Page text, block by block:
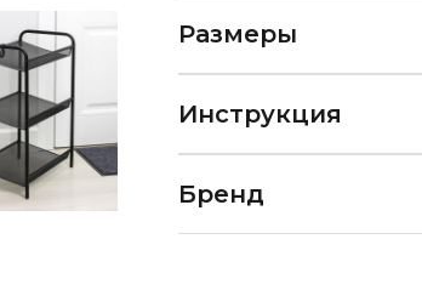
Размеры
Инструкция
Бренд